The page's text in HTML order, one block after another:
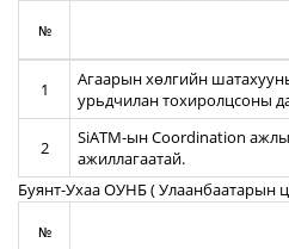
№
1
Агаарын хөлгийн
урьдчилан тохиролцсоны
2
SiATM-ын Coordination
ажиллагаатай.
Буянт-Ухаа ОУНБ ( Улаанбаатарын
№